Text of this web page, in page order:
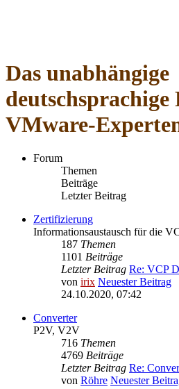
Das unabhängige
VMware-
Forum
Themen
Beiträge
Letzter Beitrag
Zertifizierung
Informationsaustausch für die
187 Themen
1101 Beiträge
Letzter Beitrag Re: VCP
von irix Neuester Beitrag
24.10.2020, 07:42
Converter
P2V, V2V
716 Themen
4769 Beiträge
Letzter Beitrag Re:
von Röhre Neuester